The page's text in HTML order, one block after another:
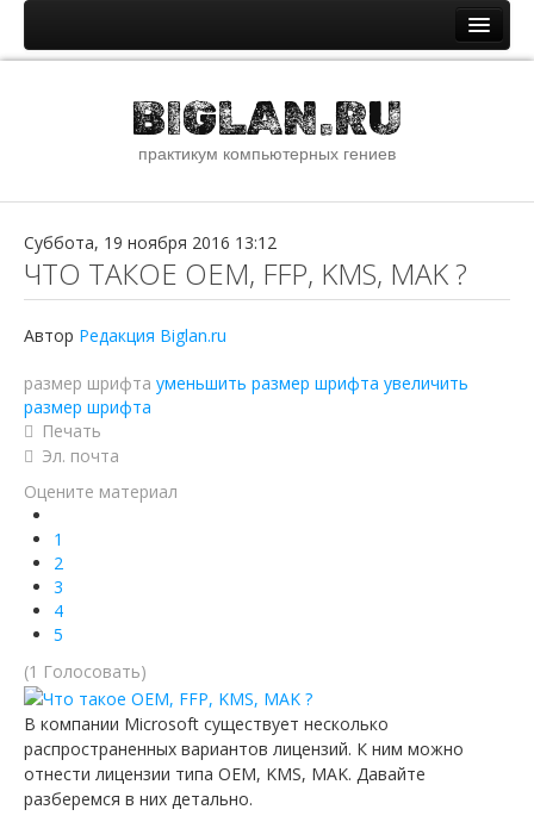
Новости и статьи
Новостная лента
Помощь специалистам IT
ОС семейства Windows
ОС семейства Unix
О сайте
Файлы
Наши ссылки
Youtube канал сайта
Ютуб о крипто
Telegram
BIGLAN.RU
практикум компьютерных гениев
Суббота, 19 ноября 2016 13:12
ЧТО ТАКОЕ OEM, FFP, KMS, MAK ?
Автор Редакция Biglan.ru
размер шрифта уменьшить размер шрифта увеличить
размер шрифта
Печать
Эл. почта
Оцените материал
1
2
3
4
5
(1 Голосовать)
В компании Microsoft существует несколько
распространенных вариантов лицензий. К ним можно
отнести лицензии типа OEM, KMS, MAK. Давайте
разберемся в них детально.